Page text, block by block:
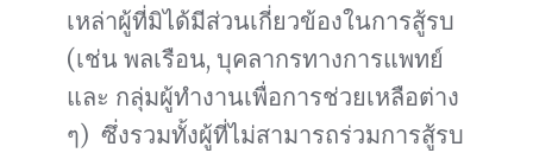
เหล่าผู้ที่มิได้มีส่วนเกี่ยวข้องในการสู้รบ
(เช่น พลเรือน, บุคลากรทางการแพทย์
และ กลุ่มผู้ทำงานเพื่อการช่วยเหลือต่าง
ๆ) ซึ่งรวมทั้งผู้ที่ไม่สามารถร่วมการสู้รบ